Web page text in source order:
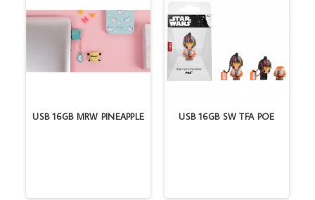
USB 16GB MRW PINEAPPLE USB 16GB SW TFA POE